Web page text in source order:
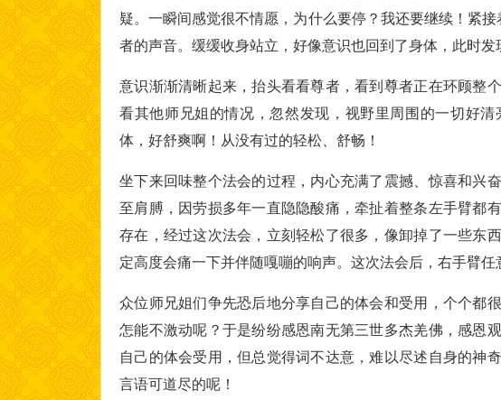
疑。一瞬间感觉很不情愿，为什么要停？我还要继续！紧
者的声音。缓缓收身站立，好像意识也回到了身体，此时发
意识渐渐清晰起来，抬头看看尊者，看到尊者正在环顾整
看其他师兄姐的情况，忽然发现，视野里周围的一切好
体，好舒爽啊！从没有过的轻松、舒畅！
坐下来回味整个法会的过程，内心充满了震撼、惊喜和兴
至肩膊，因劳损多年一直隐隐酸痛，牵扯着整条左手臂都
存在，经过这次法会，立刻轻松了很多，像卸掉了一些东
定高度会痛一下并伴随嘎嘣的响声。这次法会后，右手臂任
众位师兄姐们争先恐后地分享自己的体会和受用，个个都
怎能不激动呢？于是纷纷感恩南无第三世多杰羌佛，感恩
自己的体会受用，但总觉得词不达意，难以尽述自身的神
言语可道尽的呢！